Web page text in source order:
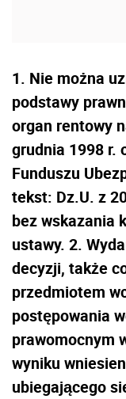
1. Nie można
podstawy
organ rentowy
grudnia 1998 r.
Funduszu
tekst: Dz.U. z
bez wskazania
ustawy. 2.
decyzji, także
przedmiotem
postępowania
prawomocnym
wyniku
ubiegającego